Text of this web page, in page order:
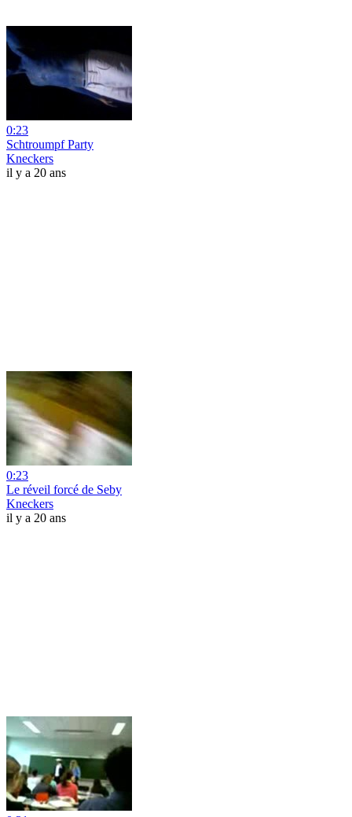
0:23
Schtroumpf Party
Kneckers
il y a 20 ans
0:23
Le réveil forcé de Seby
Kneckers
il y a 20 ans